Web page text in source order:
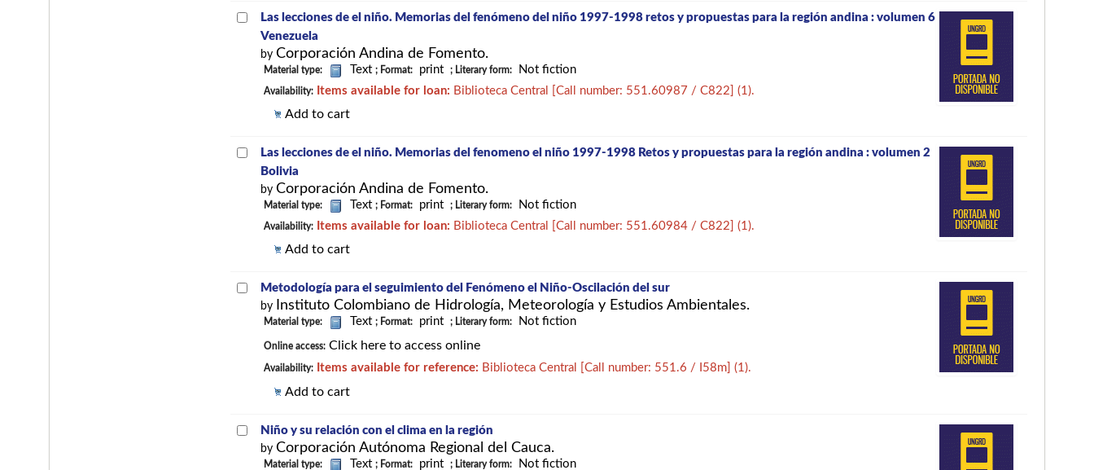
Las lecciones de el niño. Memorias del fenómeno del niño 1997-1998 retos y propuestas para la región andina : volumen 6
Venezuela
byCorporación Andina de Fomento.
Material type: Text ; Format: print ; Literary form: Not fiction
Availability: Items available for loan: Biblioteca Central [Call number: 551.60987 / C822 ](1).
Add to cart
Las lecciones de el niño. Memorias del fenomeno el niño 1997-1998 Retos y propuestas para la región andina : volumen 2
Bolivia
byCorporación Andina de Fomento.
Material type: Text ; Format: print ; Literary form: Not fiction
Availability: Items available for loan: Biblioteca Central [Call number: 551.60984 / C822 ](1).
Add to cart
Metodología para el seguimiento del Fenómeno el Niño-Oscilación del sur
by Instituto Colombiano de Hidrología, Meteorología y Estudios Ambientales.
Material type: Text ; Format: print ; Literary form: Not fiction
Online access: Click here to access online
Availability: Items available for reference: Biblioteca Central [Call number: 551.6 / I58m ](1).
Add to cart
Niño y su relación con el clima en la región
byCorporación Autónoma Regional del Cauca.
Material type: Text ; Format: print ; Literary form: Not fiction